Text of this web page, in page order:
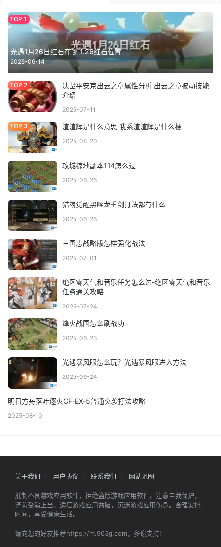
光遇1月26日红石在哪 1.26红石位置
2025-06-14
决战平安京出云之章属性分析 出云之章被动技能
介绍
2025-07-11
渣渣辉是什么意思 我系渣渣辉是什么梗
2025-08-20
攻城掠地副本114怎么过
2025-06-26
猎魂觉醒黑曜龙重剑打法都有什么
2025-06-26
三国志战略版怎样强化战法
2025-07-01
绝区零天气和音乐任务怎么过-绝区零天气和音乐
任务通关攻略
2025-07-24
烽火战国怎么刷战功
2025-06-23
光遇暴风眼怎么玩？光遇暴风眼进入方法
2025-06-24
明日方舟落叶逐火CF-EX-5普通突袭打法攻略
2025-08-10
关于我们 用户协议 联系我们 网站地图
抵制不良游戏应用软件，拒绝盗版游戏应用软件。注意自我保护，
谨防受骗上当。适度游戏应用益脑，沉迷游戏应用伤身。合理安排
时间，享受健康生活。
请向您的好友推荐https://m.963g.com，多谢支持！